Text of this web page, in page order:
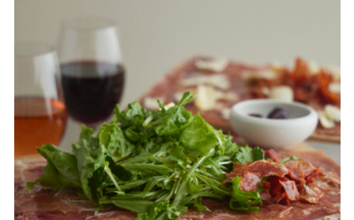
会社情報 個人情報保護方針